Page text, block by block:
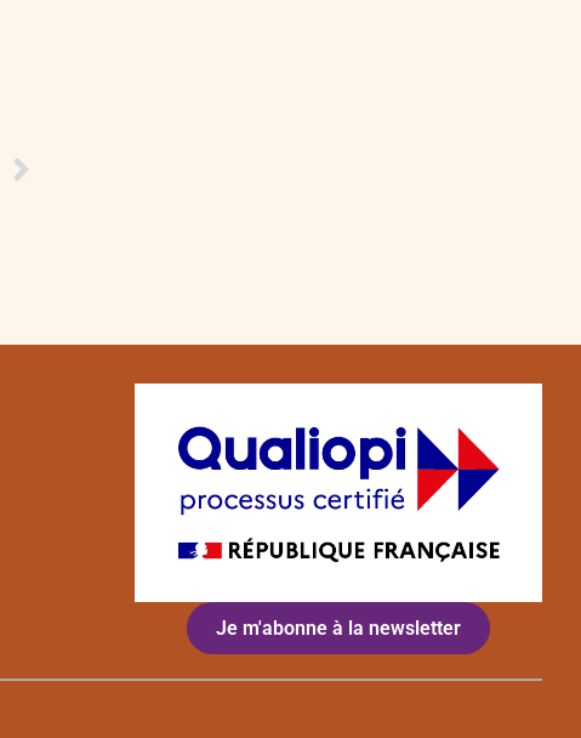
Je m'abonne à la newsletter